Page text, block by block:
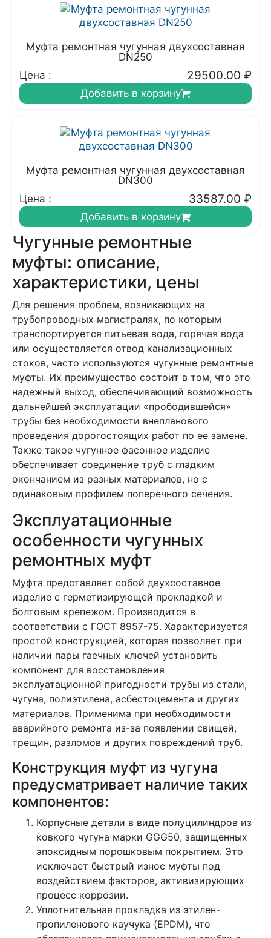
Муфта ремонтная чугунная двухсоставная
DN250
Цена :
29500.00 ₽
Добавить в корзину
Муфта ремонтная чугунная двухсоставная
DN300
Цена :
33587.00 ₽
Добавить в корзину
Чугунные ремонтные
муфты: описание,
характеристики, цены
Для решения проблем, возникающих на
трубопроводных магистралях, по которым
транспортируется питьевая вода, горячая вода
или осуществляется отвод канализационных
стоков, часто используются чугунные ремонтные
муфты. Их преимущество состоит в том, что это
надежный выход, обеспечивающий возможность
дальнейшей эксплуатации «прободившейся»
трубы без необходимости внепланового
проведения дорогостоящих работ по ее замене.
Также такое чугунное фасонное изделие
обеспечивает соединение труб с гладким
окончанием из разных материалов, но с
одинаковым профилем поперечного сечения.
Эксплуатационные
особенности чугунных
ремонтных муфт
Муфта представляет собой двухсоставное
изделие с герметизирующей прокладкой и
болтовым крепежом. Производится в
соответствии с ГОСТ 8957-75. Характеризуется
простой конструкцией, которая позволяет при
наличии пары гаечных ключей установить
компонент для восстановления
эксплуатационной пригодности трубы из стали,
чугуна, полиэтилена, асбестоцемента и других
материалов. Применима при необходимости
аварийного ремонта из-за появлении свищей,
трещин, разломов и других повреждений труб.
Конструкция муфт из чугуна
предусматривает наличие таких
компонентов:
Корпусные детали в виде полуцилиндров из
ковкого чугуна марки GGG50, защищенных
эпоксидным порошковым покрытием. Это
исключает быстрый износ муфты под
воздействием факторов, активизирующих
процесс коррозии.
Уплотнительная прокладка из этилен-
пропиленового каучука (EPDM), что